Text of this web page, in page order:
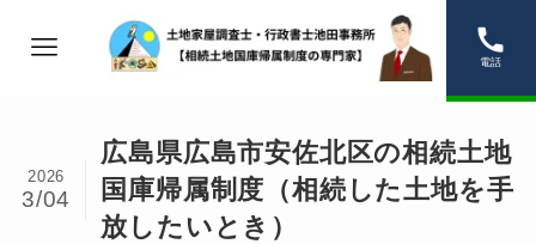
電話
広島県広島市安佐北区の相続土地
国庫帰属制度（相続した土地を手
放したいとき）
2026
3/04